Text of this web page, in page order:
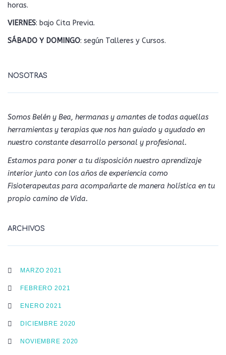
horas.
VIERNES: bajo Cita Previa.
SÁBADO Y DOMINGO: según Talleres y Cursos.
NOSOTRAS
Somos Belén y Bea, hermanas y amantes de todas aquellas
herramientas y terapias que nos han guiado y ayudado en
nuestro constante desarrollo personal y profesional.
Estamos para poner a tu disposición nuestro aprendizaje
interior junto con los años de experiencia como
Fisioterapeutas para acompañarte de manera holística en tu
propio camino de Vida.
ARCHIVOS
MARZO 2021
FEBRERO 2021
ENERO 2021
DICIEMBRE 2020
NOVIEMBRE 2020